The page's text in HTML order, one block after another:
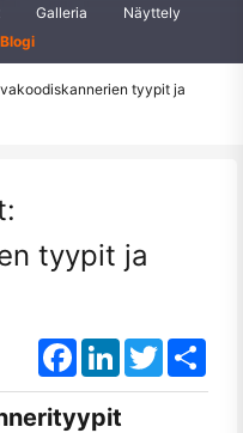
Galleria
Näyttely
Blogi
tyypit ja
tyypit ja
FacebookLinkedInTwitter